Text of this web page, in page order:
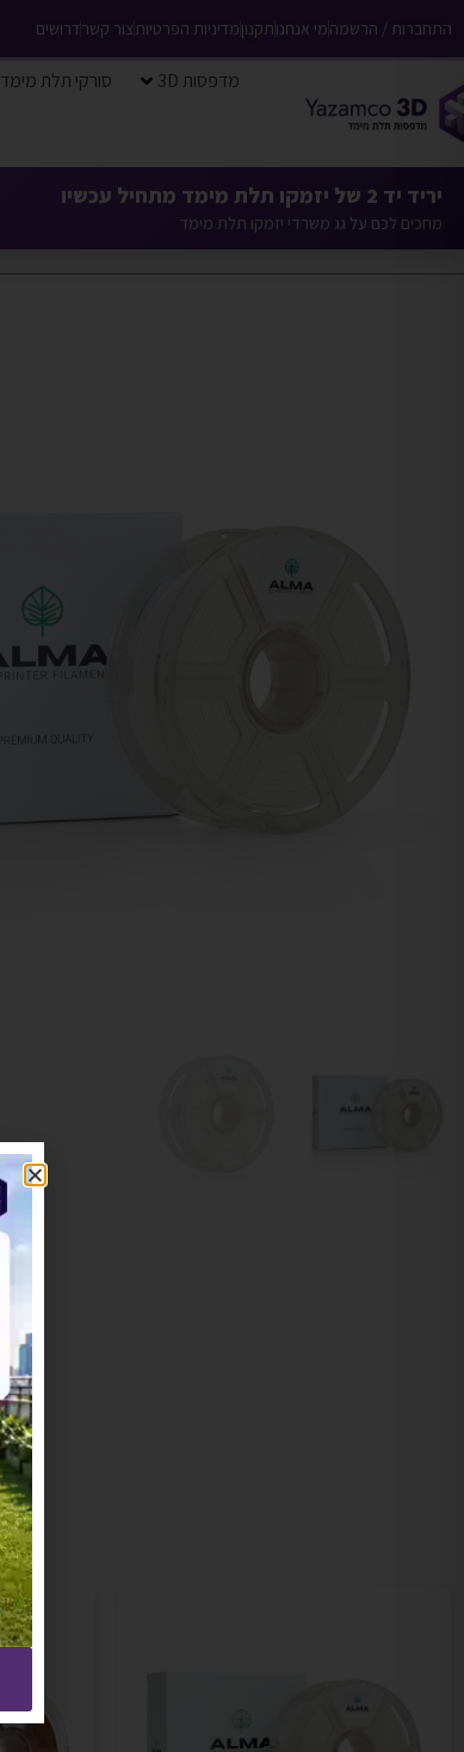
התחברות / הרשמהמי אנחנותקנוןמדיניות הפרטיות צור קשרדרושים
מדפסות 3D סורקי תלת מימד
יריד יד 2 של יזמקו תלת מימד מתחיל עכשיו
מחכים לכם על גג משרדי יזמקו תלת מימד